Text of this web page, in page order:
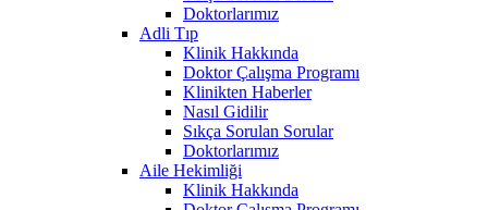
Doktorlarımız
Adli Tıp
Klinik Hakkında
Doktor Çalışma Programı
Klinikten Haberler
Nasıl Gidilir
Sıkça Sorulan Sorular
Doktorlarımız
Aile Hekimliği
Klinik Hakkında